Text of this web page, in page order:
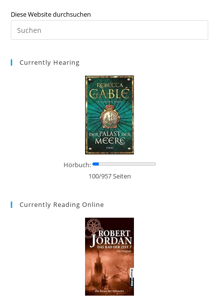
Diese Website durchsuchen
Currently Hearing
Hörbuch:
100/957 Seiten
Currently Reading Online